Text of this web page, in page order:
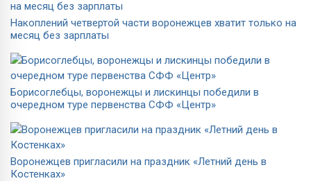
Накоплений четвертой части воронежцев хватит только на
месяц без зарплаты
Борисоглебцы, воронежцы и лискинцы победили в
очередном туре первенства СФФ «Центр»
Воронежцев пригласили на праздник «Летний день в
Костенках»